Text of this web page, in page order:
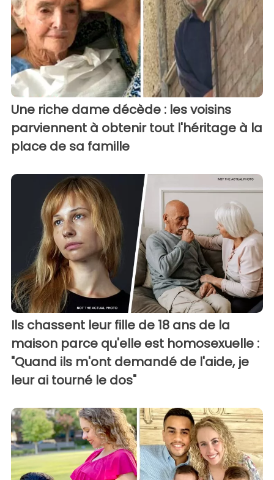
Une riche dame décède : les voisins
parviennent à obtenir tout l'héritage à la
place de sa famille
Ils chassent leur fille de 18 ans de la
maison parce qu'elle est homosexuelle :
"Quand ils m'ont demandé de l'aide, je
leur ai tourné le dos"